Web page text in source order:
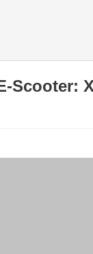
Scooter: